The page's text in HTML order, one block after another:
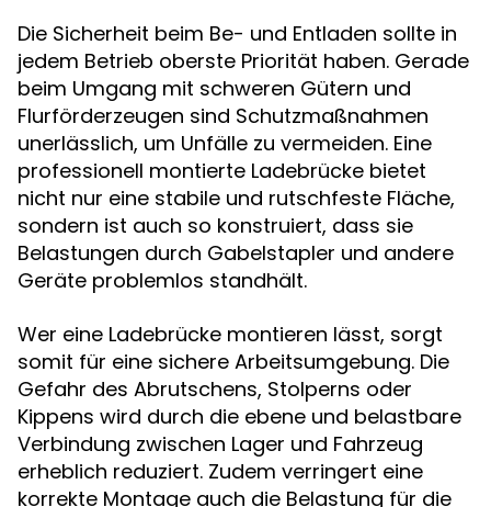
Die Sicherheit beim Be- und Entladen sollte in
jedem Betrieb oberste Priorität haben. Gerade
beim Umgang mit schweren Gütern und
Flurförderzeugen sind Schutzmaßnahmen
unerlässlich, um Unfälle zu vermeiden. Eine
professionell montierte Ladebrücke bietet
nicht nur eine stabile und rutschfeste Fläche,
sondern ist auch so konstruiert, dass sie
Belastungen durch Gabelstapler und andere
Geräte problemlos standhält.
Wer eine Ladebrücke montieren lässt, sorgt
somit für eine sichere Arbeitsumgebung. Die
Gefahr des Abrutschens, Stolperns oder
Kippens wird durch die ebene und belastbare
Verbindung zwischen Lager und Fahrzeug
erheblich reduziert. Zudem verringert eine
korrekte Montage auch die Belastung für die